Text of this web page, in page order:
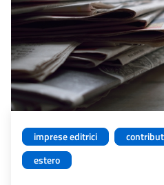
imprese editrici
estero